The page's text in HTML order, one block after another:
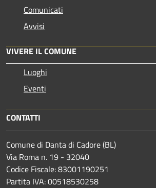
Comunicati
Avvisi
VIVERE IL COMUNE
Luoghi
Eventi
CONTATTI
Comune di Danta di Cadore (BL)
Via Roma n. 19 - 32040
Codice Fiscale: 83001190251
Partita IVA: 00518530258